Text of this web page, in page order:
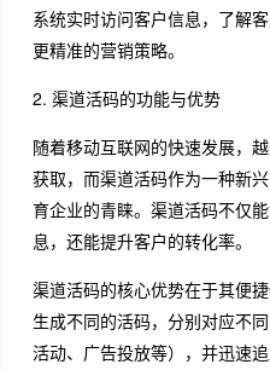
系统实时访问客户信息，了解
更精准的营销策略。
2. 渠道活码的功能与优势
随着移动互联网的快速发展，
获取，而渠道活码作为一种新
育企业的青睐。渠道活码不仅
息，还能提升客户的转化率。
渠道活码的核心优势在于其便
生成不同的活码，分别对应不
活动、广告投放等），并迅速